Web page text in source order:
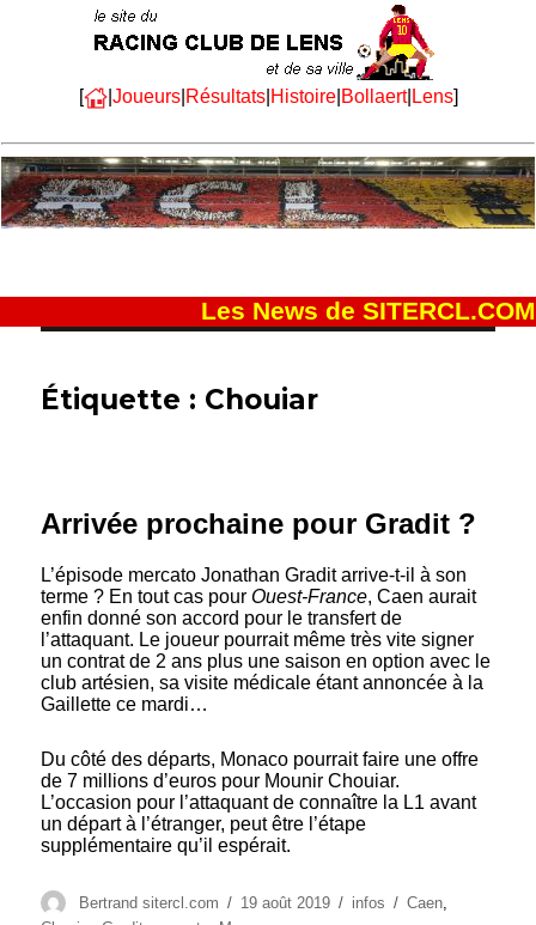
[ | Joueurs| Résultats| Histoire| Bollaert| Lens]
Les News de SITERCL.COM
Étiquette : Chouiar
Arrivée prochaine pour Gradit ?
L’épisode mercato Jonathan Gradit arrive-t-il à son
terme ? En tout cas pourOuest-France, Caen aurait
enfin donné son accord pour le transfert de
l’attaquant. Le joueur pourrait même très vite signer
un contrat de 2 ans plus une saison en option avec le
club artésien, sa visite médicale étant annoncée à la
Gaillette ce mardi…
Du côté des départs, Monaco pourrait faire une offre
de 7 millions d’euros pour Mounir Chouiar.
L’occasion pour l’attaquant de connaître la L1 avant
un départ à l’étranger, peut être l’étape
supplémentaire qu’il espérait.
Auteur
Bertrand sitercl.com
Publié
19 août 2019 Catégories
infos Étiquettes
Caen,